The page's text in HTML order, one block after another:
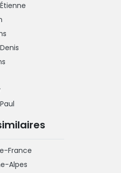
France
Alpes